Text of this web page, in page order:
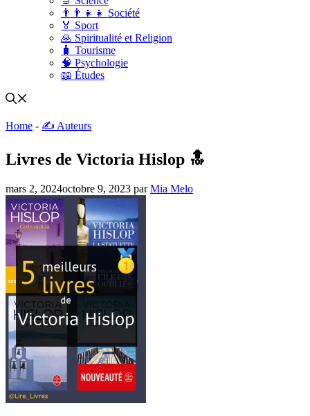
👨‍👨‍👧‍👧 Société
🏅 Sport
🙏 Spiritualité et Religion
🧳 Tourisme
🧠 Psychologie
📖 Études
Home - ✍️ Auteurs
Livres de Victoria Hislop 🔝
mars 2, 2024octobre 9, 2023 parMia Melo